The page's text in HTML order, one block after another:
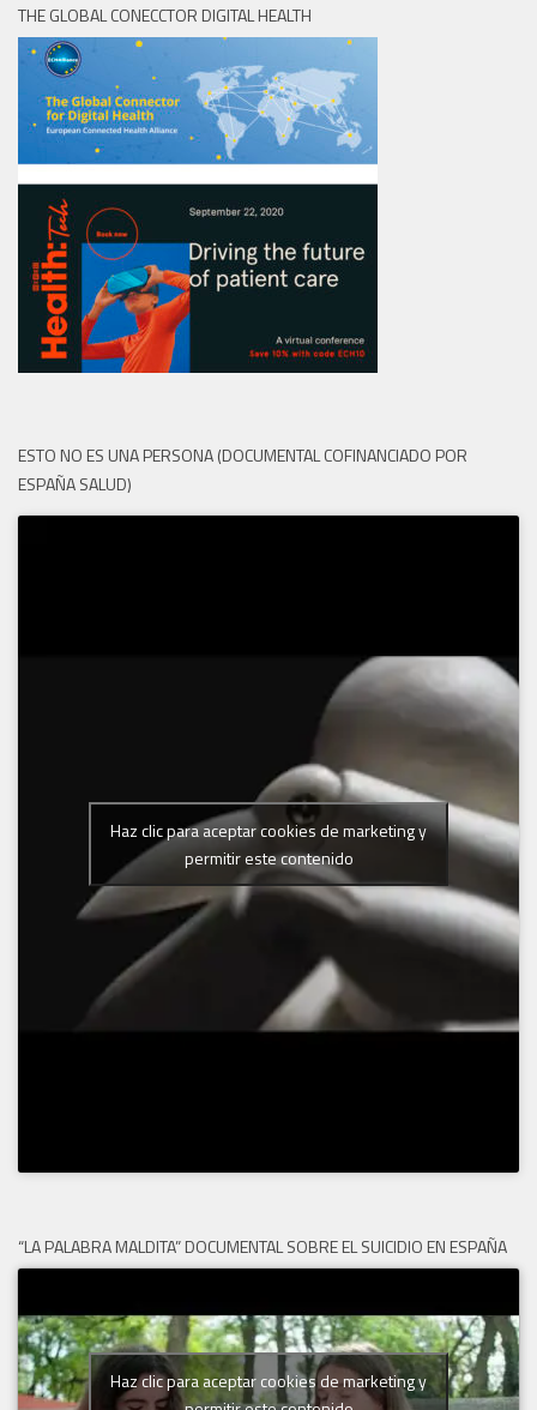
THE GLOBAL CONECCTOR DIGITAL HEALTH
ESTO NO ES UNA PERSONA (DOCUMENTAL COFINANCIADO POR
ESPAÑA SALUD)
Haz clic para aceptar cookies de marketing y
permitir este contenido
“LA PALABRA MALDITA” DOCUMENTAL SOBRE EL SUICIDIO EN ESPAÑA
Haz clic para aceptar cookies de marketing y